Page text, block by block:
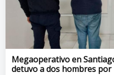
Megaoperativo en
detuvo a dos hombres